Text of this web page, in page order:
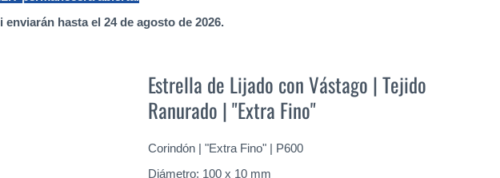
hasta el 24 de agosto de 2026.
Estrella de Lijado con Vástago | Tejido
Ranurado | "Extra Fino"
Corindón | "Extra Fino" | P600
Diámetro: 100 x 10 mm